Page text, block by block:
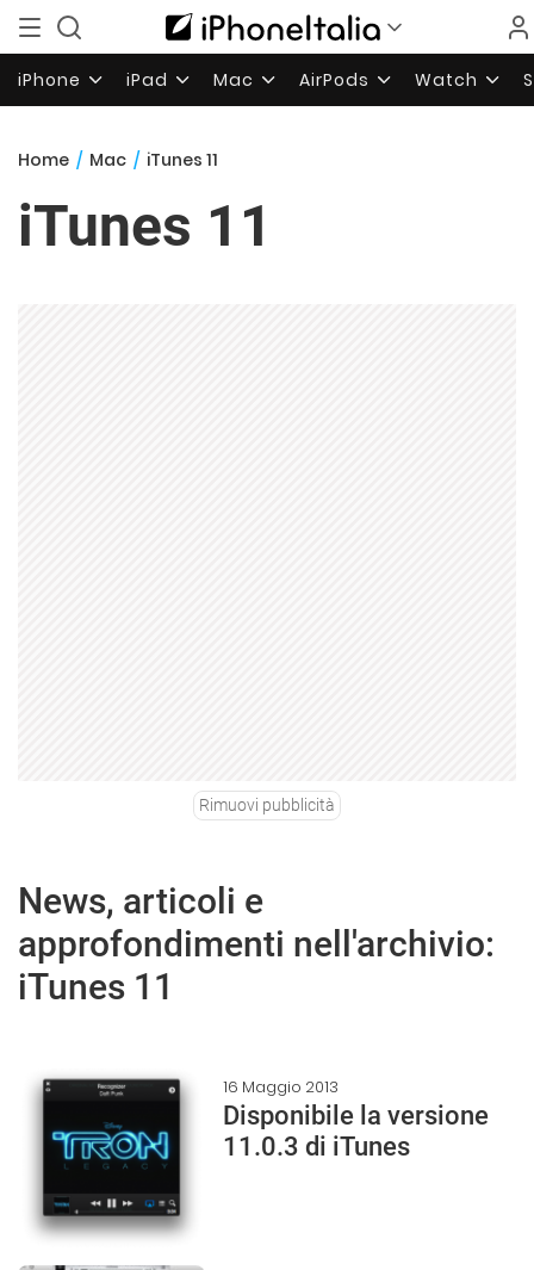
iPhone iPad Mac AirPods Watch
Home / Mac / iTunes 11
iTunes 11
Rimuovi pubblicità
News, articoli e
approfondimenti nell'archivio:
iTunes 11
16 Maggio 2013
Disponibile la versione
11.0.3 di iTunes